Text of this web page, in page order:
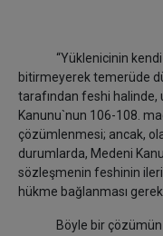
“Yüklenicinin kendi
bitirmeyerek temerüde
tarafından feshi halinde,
Kanunu`nun 106-108.
çözümlenmesi; ancak,
durumlarda, Medeni
sözleşmenin feshinin
hükme bağlanması
Böyle bir çözümün